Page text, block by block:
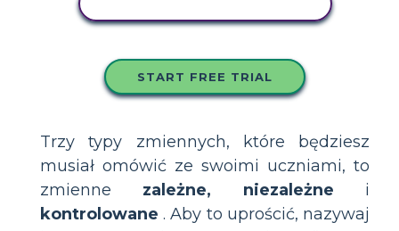
START FREE TRIAL
Trzy typy zmiennych, które będziesz
musiał omówić ze swoimi uczniami, to
zmienne zależne, niezależne i
kontrolowane . Aby to uprościć, nazywaj